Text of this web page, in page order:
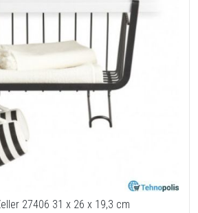
27406 31 x 26 x 19,3 cm